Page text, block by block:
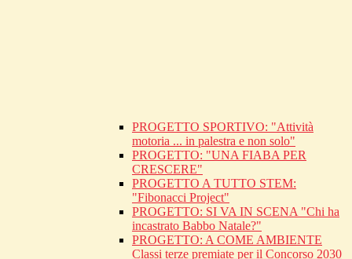
PROGETTO SPORTIVO: "Attività
motoria ... in palestra e non solo"
PROGETTO: "UNA FIABA PER
CRESCERE"
PROGETTO A TUTTO STEM:
"Fibonacci Project"
PROGETTO: SI VA IN SCENA "Chi ha
incastrato Babbo Natale?"
PROGETTO: A COME AMBIENTE
Classi terze premiate per il Concorso 2030